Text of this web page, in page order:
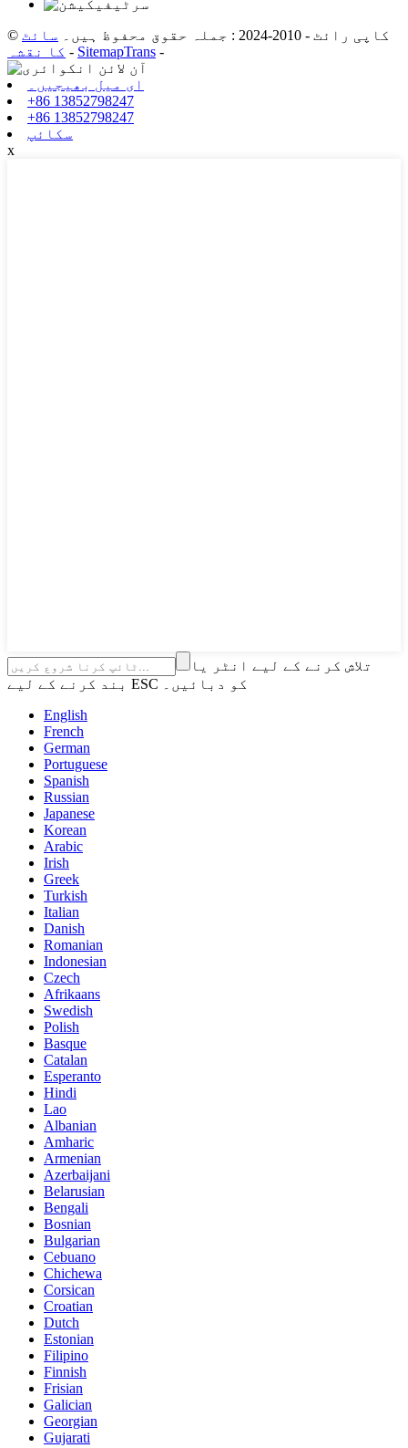
© کاپی رائٹ - 2010-2024 : جملہ حقوق محفوظ ہیں۔
سائٹ
کا نقشہ - SitemapTrans -
ای میل بھیجیں۔
+86 13852798247
+86 13852798247
سکائپ
x
تلاش کرنے کے لیے انٹر یا
بند کرنے کے لیے ESC کو دبائیں۔
English
French
German
Portuguese
Spanish
Russian
Japanese
Korean
Arabic
Irish
Greek
Turkish
Italian
Danish
Romanian
Indonesian
Czech
Afrikaans
Swedish
Polish
Basque
Catalan
Esperanto
Hindi
Lao
Albanian
Amharic
Armenian
Azerbaijani
Belarusian
Bengali
Bosnian
Bulgarian
Cebuano
Chichewa
Corsican
Croatian
Dutch
Estonian
Filipino
Finnish
Frisian
Galician
Georgian
Gujarati